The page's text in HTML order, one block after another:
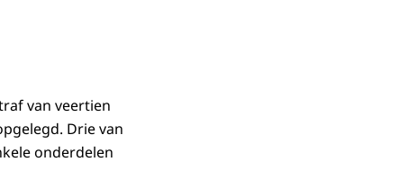
van veertien
Drie van
onderdelen